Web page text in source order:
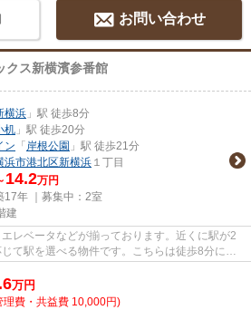
お問い合わせ
クス新横濱参番館
横浜 」駅 徒歩8分
机 」駅 徒歩20分
ン 「 岸根公園 」駅 徒歩21分
浜市港北区新横浜 １丁目
14.2万円
年 ｜募集中： 2室
建
レベータなどが揃っております。近くに駅が2
て駅を選べる物件です。こちらは徒歩8分に立
万円
理費・共益費 10,000円)